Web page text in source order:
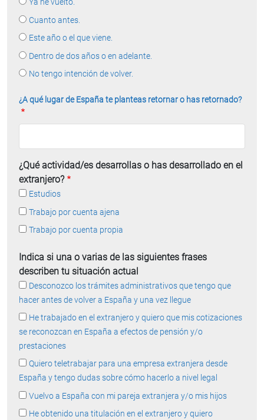
Ya he vuelto.
Cuanto antes.
Este año o el que viene.
Dentro de dos años o en adelante.
No tengo intención de volver.
¿A qué lugar de España te planteas retornar o has retornado?
¿Qué actividad/es desarrollas o has desarrollado en el
extranjero?
Estudios
Trabajo por cuenta ajena
Trabajo por cuenta propia
Indica si una o varias de las siguientes frases
describen tu situación actual
Desconozco los trámites administrativos que tengo que
hacer antes de volver a España y una vez llegue
He trabajado en el extranjero y quiero que mis cotizaciones
se reconozcan en España a efectos de pensión y/o
prestaciones
Quiero teletrabajar para una empresa extranjera desde
España y tengo dudas sobre cómo hacerlo a nivel legal
Vuelvo a España con mi pareja extranjera y/o mis hijos
He obtenido una titulación en el extranjero y quiero